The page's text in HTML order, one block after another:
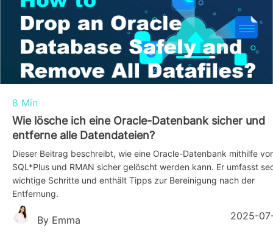
8 Min
Wie lösche ich eine Oracle-Datenbank sicher und
entferne alle Datendateien?
Dieser Beitrag beschreibt, wie eine Oracle-Datenbank mithilfe
SQL*Plus und RMAN sicher gelöscht werden kann. Er umfasst
wichtige Schritte und enthält Tipps zur Bereinigung nach der
Entfernung.
By Emma 2025-